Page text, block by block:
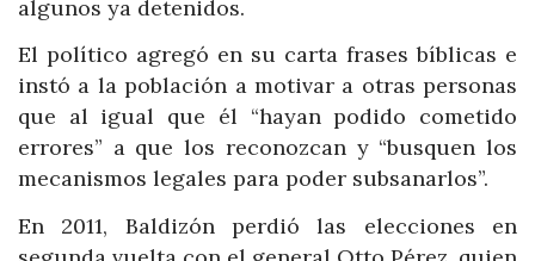
algunos ya detenidos.
El político agregó en su carta frases bíblicas e
instó a la población a motivar a otras personas
que al igual que él “hayan podido cometido
errores” a que los reconozcan y “busquen los
mecanismos legales para poder subsanarlos”.
En 2011, Baldizón perdió las elecciones en